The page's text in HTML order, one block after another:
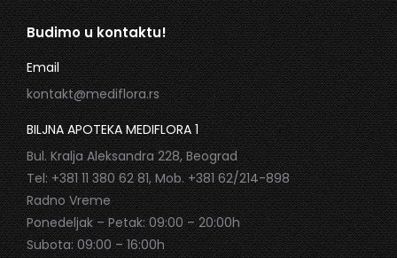
Budimo u kontaktu!
Email
kontakt@mediflora.rs
BILJNA APOTEKA MEDIFLORA 1
Bul. Kralja Aleksandra 228, Beograd
Tel: +381 11 380 62 81, Mob. +381 62/214-898
Radno Vreme
Ponedeljak – Petak: 09:00 – 20:00h
Subota: 09:00 – 16:00h